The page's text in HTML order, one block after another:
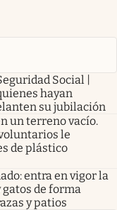
Social |
hayan
su jubilación
un terreno vacío.
le
de plástico
entra en vigor la
de forma
y patios